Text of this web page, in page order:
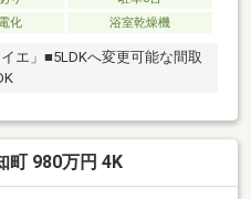
化 浴室乾燥機
エ」■5LDKへ変更可能な間取
町 980万円 4K